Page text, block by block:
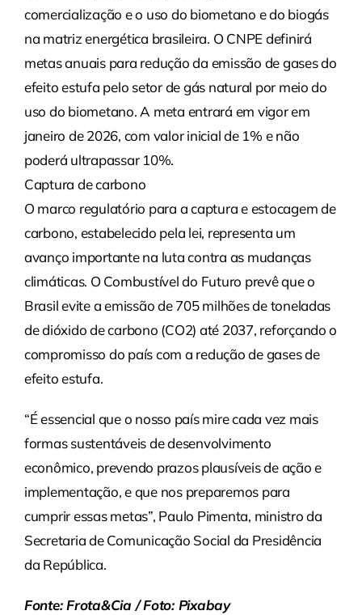
comercialização e o uso do biometano e do biogás
na matriz energética brasileira. O CNPE definirá
metas anuais para redução da emissão de gases do
efeito estufa pelo setor de gás natural por meio do
uso do biometano. A meta entrará em vigor em
janeiro de 2026, com valor inicial de 1% e não
poderá ultrapassar 10%.
Captura de carbono
O marco regulatório para a captura e estocagem de
carbono, estabelecido pela lei, representa um
avanço importante na luta contra as mudanças
climáticas. O Combustível do Futuro prevê que o
Brasil evite a emissão de 705 milhões de toneladas
de dióxido de carbono (CO2) até 2037, reforçando o
compromisso do país com a redução de gases de
efeito estufa.
“É essencial que o nosso país mire cada vez mais
formas sustentáveis de desenvolvimento
econômico, prevendo prazos plausíveis de ação e
implementação, e que nos preparemos para
cumprir essas metas”, Paulo Pimenta, ministro da
Secretaria de Comunicação Social da Presidência
da República.
Fonte: Frota&Cia / Foto: Pixabay